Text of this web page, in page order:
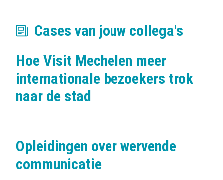
Cases van jouw collega's
Hoe Visit Mechelen meer
internationale bezoekers trok
naar de stad
Opleidingen over wervende
communicatie